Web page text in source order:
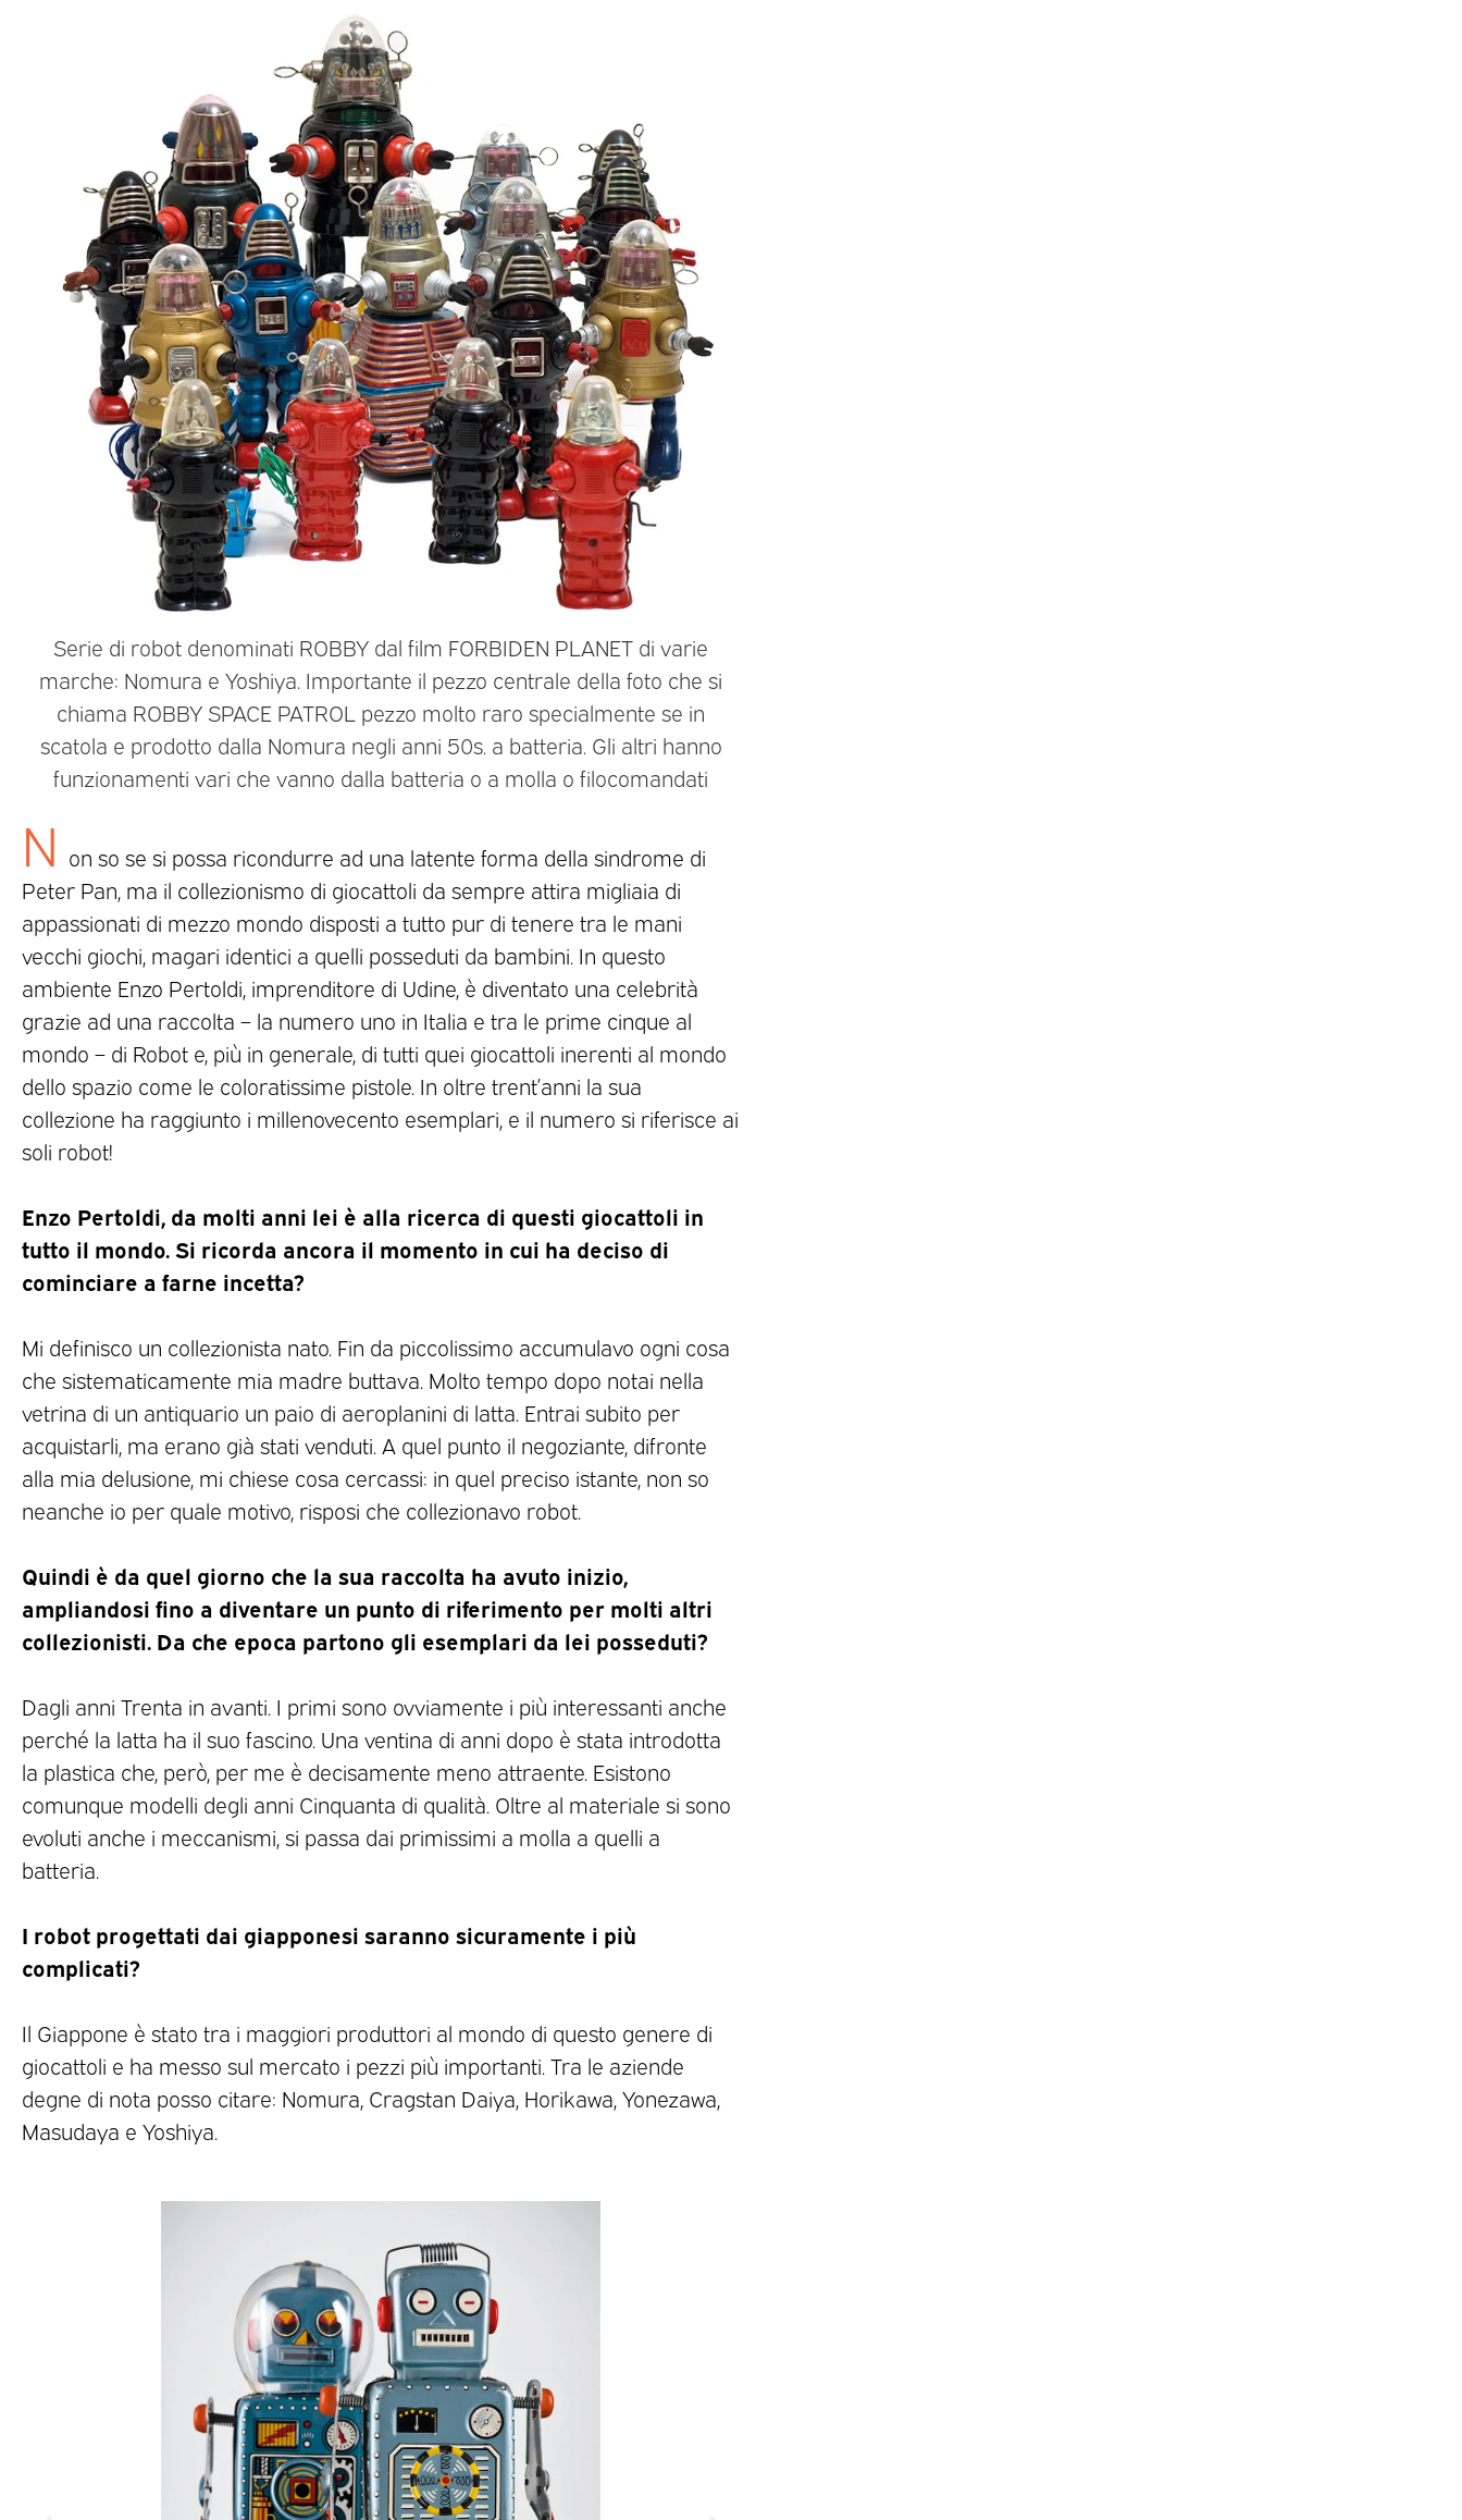
Serie di robot denominati ROBBY dal film FORBIDEN PLANET di varie
marche: Nomura e Yoshiya. Importante il pezzo centrale della foto che si
chiama ROBBY SPACE PATROL pezzo molto raro specialmente se in
scatola e prodotto dalla Nomura negli anni 50s. a batteria. Gli altri hanno
funzionamenti vari che vanno dalla batteria o a molla o filocomandati
N on so se si possa ricondurre ad una latente forma della sindrome di
Peter Pan, ma il collezionismo di giocattoli da sempre attira migliaia di
appassionati di mezzo mondo disposti a tutto pur di tenere tra le mani
vecchi giochi, magari identici a quelli posseduti da bambini. In questo
ambiente Enzo Pertoldi, imprenditore di Udine, è diventato una celebrità
grazie ad una raccolta – la numero uno in Italia e tra le prime cinque al
mondo – di Robot e, più in generale, di tutti quei giocattoli inerenti al mondo
dello spazio come le coloratissime pistole. In oltre trent’anni la sua
collezione ha raggiunto i millenovecento esemplari, e il numero si riferisce ai
soli robot!
Enzo Pertoldi, da molti anni lei è alla ricerca di questi giocattoli in
tutto il mondo. Si ricorda ancora il momento in cui ha deciso di
cominciare a farne incetta?
Mi definisco un collezionista nato. Fin da piccolissimo accumulavo ogni cosa
che sistematicamente mia madre buttava. Molto tempo dopo notai nella
vetrina di un antiquario un paio di aeroplanini di latta. Entrai subito per
acquistarli, ma erano già stati venduti. A quel punto il negoziante, difronte
alla mia delusione, mi chiese cosa cercassi: in quel preciso istante, non so
neanche io per quale motivo, risposi che collezionavo robot.
Quindi è da quel giorno che la sua raccolta ha avuto inizio,
ampliandosi fino a diventare un punto di riferimento per molti altri
collezionisti. Da che epoca partono gli esemplari da lei posseduti?
Dagli anni Trenta in avanti. I primi sono ovviamente i più interessanti anche
perché la latta ha il suo fascino. Una ventina di anni dopo è stata introdotta
la plastica che, però, per me è decisamente meno attraente. Esistono
comunque modelli degli anni Cinquanta di qualità. Oltre al materiale si sono
evoluti anche i meccanismi, si passa dai primissimi a molla a quelli a
batteria.
I robot progettati dai giapponesi saranno sicuramente i più
complicati?
Il Giappone è stato tra i maggiori produttori al mondo di questo genere di
giocattoli e ha messo sul mercato i pezzi più importanti. Tra le aziende
degne di nota posso citare: Nomura, Cragstan Daiya, Horikawa, Yonezawa,
Masudaya e Yoshiya.